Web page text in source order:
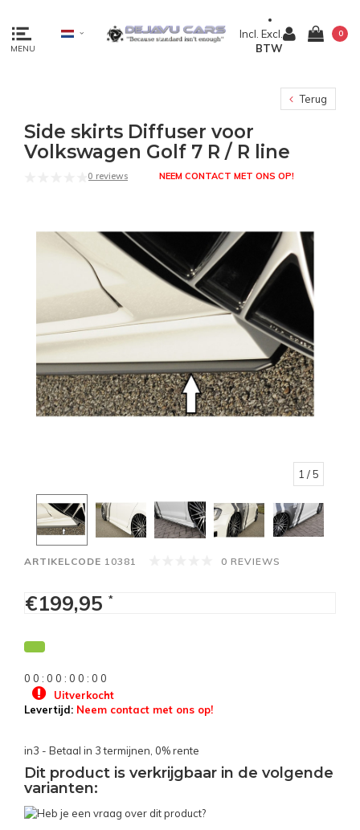
MENU
Incl. Excl.
BTW
0
Terug
Side skirts Diffuser voor
Volkswagen Golf 7 R / R line
0 reviews NEEM CONTACT MET ONS OP!
1 / 5
ARTIKELCODE 10381 0 REVIEWS
€199,95 *
0 0 : 0 0 : 0 0 : 0 0
Uitverkocht
Levertijd: Neem contact met ons op!
in3 - Betaal in 3 termijnen, 0% rente
Dit product is verkrijgbaar in de volgende
varianten: